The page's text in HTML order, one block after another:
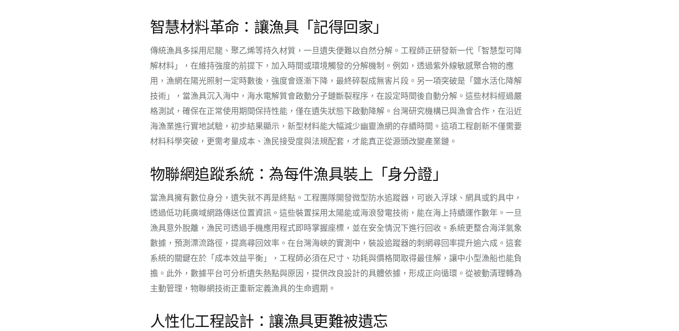
智慧材料革命：讓漁具「記得回家」
傳統漁具多採用尼龍、聚乙烯等持久材質，一旦遺失便難以自然分解。工程師正研發新一代「智慧型可降
解材料」，在維持強度的前提下，加入時間或環境觸發的分解機制。例如，透過紫外線敏感聚合物的應
用，漁網在陽光照射一定時數後，強度會逐漸下降，最終碎裂成無害片段。另一項突破是「鹽水活化降解
技術」，當漁具沉入海中，海水電解質會啟動分子鏈斷裂程序，在設定時間後自動分解。這些材料經過嚴
格測試，確保在正常使用期間保持性能，僅在遺失狀態下啟動降解。台灣研究機構已與漁會合作，在沿近
海漁業進行實地試驗，初步結果顯示，新型材料能大幅減少幽靈漁網的存續時間。這項工程創新不僅需要
材料科學突破，更需考量成本、漁民接受度與法規配套，才能真正從源頭改變產業鏈。
物聯網追蹤系統：為每件漁具裝上「身分證」
當漁具擁有數位身分，遺失就不再是終點。工程團隊開發微型防水追蹤器，可嵌入浮球、網具或釣具中，
透過低功耗廣域網路傳送位置資訊。這些裝置採用太陽能或海浪發電技術，能在海上持續運作數年。一旦
漁具意外脫離，漁民可透過手機應用程式即時掌握座標，並在安全情況下進行回收。系統更整合海洋氣象
數據，預測漂流路徑，提高尋回效率。在台灣海峽的實測中，裝設追蹤器的刺網尋回率提升逾六成。這套
系統的關鍵在於「成本效益平衡」，工程師必須在尺寸、功耗與價格間取得最佳解，讓中小型漁船也能負
擔。此外，數據平台可分析遺失熱點與原因，提供改良設計的具體依據，形成正向循環。從被動清理轉為
主動管理，物聯網技術正重新定義漁具的生命週期。
人性化工程設計：讓漁具更難被遺忘